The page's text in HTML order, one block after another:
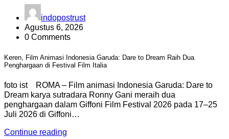
indopostrust
Agustus 6, 2026
0 Comments
Keren, Film Animasi Indonesia Garuda: Dare to Dream Raih Dua
Penghargaan di Festival Film Italia
foto ist ROMA – Film animasi Indonesia Garuda: Dare to
Dream karya sutradara Ronny Gani meraih dua
penghargaan dalam Giffoni Film Festival 2026 pada 17–25
Juli 2026 di Giffoni…
Continue reading